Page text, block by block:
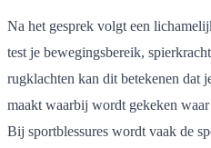
Na het gesprek volgt een
test je bewegingsbereik,
rugklachten kan dit betekenen dat
maakt waarbij wordt gekeken
Bij sportblessures wordt vaak de